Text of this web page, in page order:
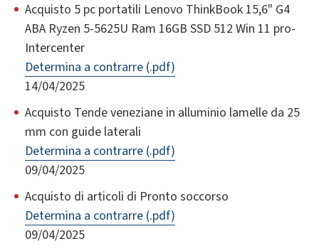
Acquisto 5 pc portatili Lenovo ThinkBook 15,6" G4
ABA Ryzen 5-5625U Ram 16GB SSD 512 Win 11 pro-
Intercenter
Determina a contrarre (.pdf)
14/04/2025
Acquisto Tende veneziane in alluminio lamelle da 25
mm con guide laterali
Determina a contrarre (.pdf)
09/04/2025
Acquisto di articoli di Pronto soccorso
Determina a contrarre (.pdf)
09/04/2025